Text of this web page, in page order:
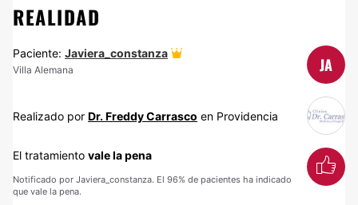
REALIDAD
Paciente: Javiera_constanza
Villa Alemana JA
Realizado por Dr. Freddy Carrasco en Providencia
El tratamiento vale la pena
Notificado por Javiera_constanza. El 96% de pacientes ha indicado
que vale la pena.